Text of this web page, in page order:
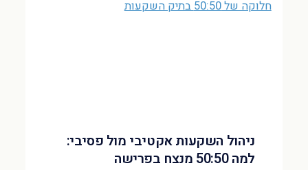
ניהול השקעות אקטיבי מול פסיבי:
למה 50:50 מנצח בפרישה